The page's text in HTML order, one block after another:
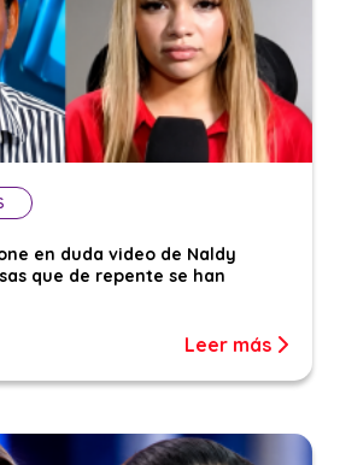
en duda video de Naldy
que de repente se han
Leer más